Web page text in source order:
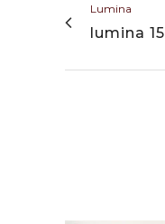
Lumina
lumina 15